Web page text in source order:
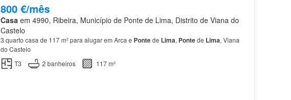
800 €/mês
Casa em 4990, Ribeira, Município de Ponte de Lima, Distrito de Viana do
Castelo
3 quarto casa de 117 m² para alugar em Arca e Pontede Lima, Pontede Lima, Viana
do Castelo
T3
2 banheiros 117 m²